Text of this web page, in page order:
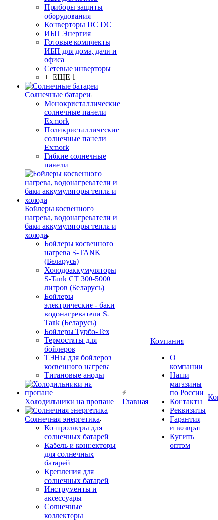
Приборы защиты
оборудования
Конверторы DC DC
ИБП Энергия
Готовые комплекты
ИБП для дома, дачи и
офиса
Сетевые инверторы
+ ЕЩЕ 1
Солнечные батареи
Монокристаллические
солнечные панели
Exmork
Поликристаллические
солнечные панели
Exmork
Гибкие солнечные
панели
Бойлеры косвенного
нагрева, водонагреватели и
баки аккумуляторы тепла и
холода
Бойлеры косвенного
нагрева S-TANK
(Беларусь)
Холодоаккумуляторы
S-Tank СТ 300-5000
литров (Беларусь)
Бойлеры
электрические - баки
водонагреватели S-
Tank (Беларусь)
Бойлеры Турбо-Тех
Термостаты для
бойлеров
ТЭНы для бойлеров
косвенного нагрева
Титановые аноды
Холодильники на пропане
Солнечная энергетика
Контроллеры для
солнечных батарей
Кабель и коннекторы
для солнечных
батарей
Крепления для
солнечных батарей
Инструменты и
аксессуары
Солнечные
коллекторы
Главная
Компания
О
компании
Наши
магазины
по России
Контакты
Реквизиты
Гарантия
и возврат
Купить
оптом